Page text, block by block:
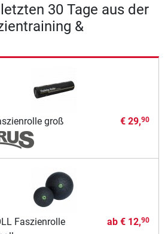
30 Tage aus der
&
groß € 29,90
Faszienrolle
ab € 12,90